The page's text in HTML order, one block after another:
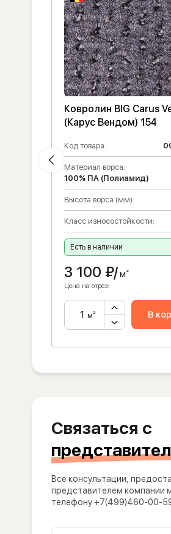
Ковролин BIG Carus
(Карус Вендом) 154
Код товара:
Материал ворса:
100% ПА (Полиамид)
Высота ворса (мм):
Класс износостойкости:
Есть в наличии
3 100 ₽/м²
Цена на отрез:
м² В
Связаться с
Все консультации,
представителем компании
телефону +7(499)460-00-